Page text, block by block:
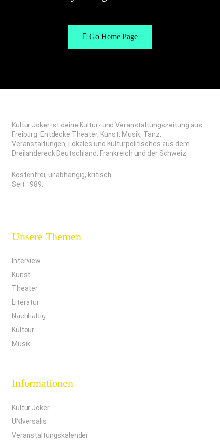
Go Home Page
Kultur Joker ist deine Kultur- und Veranstaltungszeitung aus
Freiburg. Entdecke Theater, Kunst, Musik, Tanz,
Veranstaltungen, Lokales und Kulturpolitisches aus dem
Dreiländereck Deutschland, Frankreich und der Schweiz.
Kostenfrei, unabhängig, kritisch.
Seit 1989.
Unsere Themen
Interview
Kunst
Theater
Literatur
Nachhaltig
Kultour
Musik
Informationen
Kultur Joker
UNIversalis
Veranstaltungskalender